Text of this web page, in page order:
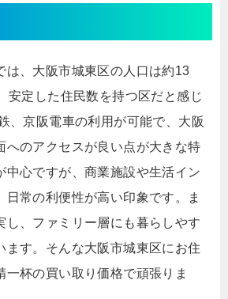
は、大阪市城東区の人口は約13
安定した住民数を持つ区だと感じ
、京阪電車の利用が可能で、大阪
へのアクセスが良い点が大きな特
中心ですが、商業施設や生活イン
日常の利便性が高い印象です。ま
し、ファミリー層にも暮らしやす
ます。そんな大阪市城東区にお住
一杯の買い取り価格で頑張りま